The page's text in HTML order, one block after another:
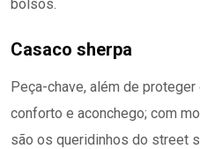
bolsos.
Casaco sherpa
Peça-chave, além de
conforto e aconchego; com
são os queridinhos do street